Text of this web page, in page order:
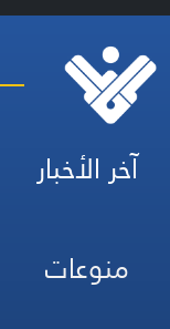
آخر الأخبار
منوعات